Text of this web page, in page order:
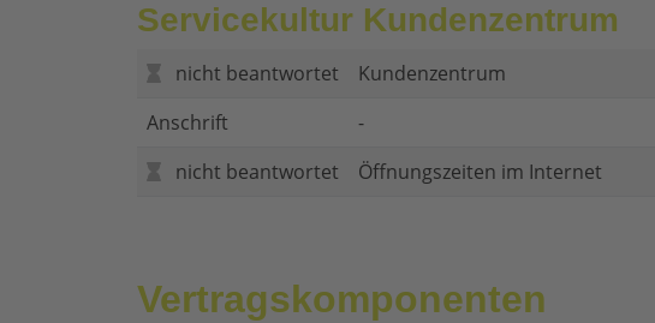
Servicekultur Kundenzentrum
nicht beantwortet
Kundenzentrum
Anschrift
-
nicht beantwortet
Öffnungszeiten im Internet
Vertragskomponenten